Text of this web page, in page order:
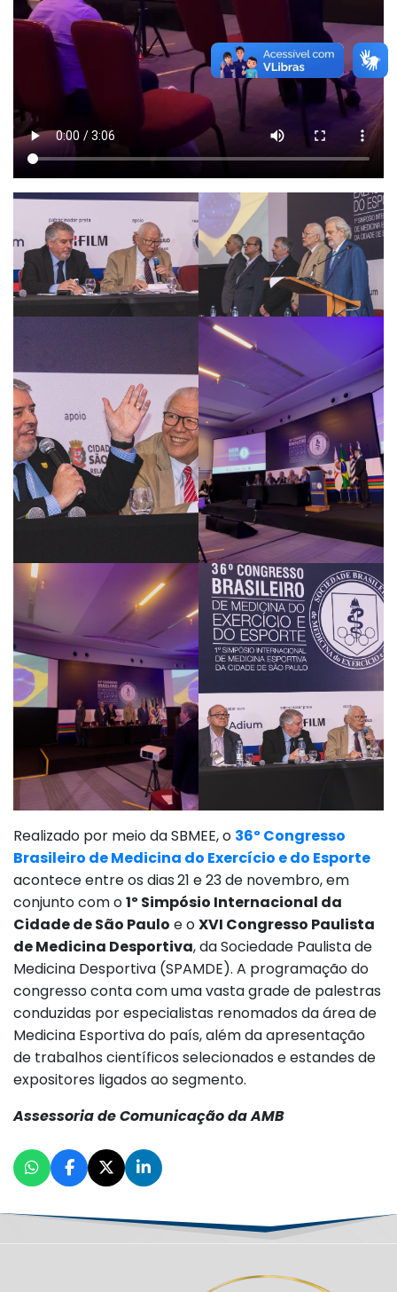
Realizado por meio da SBMEE, o 36º Congresso
Brasileiro de Medicina do Exercício e do Esporte
acontece entre os dias21 e 23 de novembro, em
conjunto com o1º Simpósio Internacional da
Cidade de São Paulo e oXVI Congresso Paulista
de Medicina Desportiva, da Sociedade Paulista de
Medicina Desportiva (SPAMDE). A programação do
congresso conta com uma vasta grade de palestras
conduzidas por especialistas renomados da área de
Medicina Esportiva do país, além da apresentação
de trabalhos científicos selecionados e estandes de
expositores ligados ao segmento.
Assessoria de Comunicação da AMB